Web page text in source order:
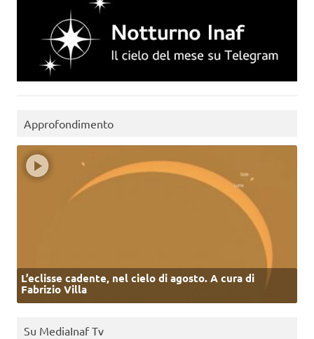
Approfondimento
L’eclisse cadente, nel cielo di agosto. A cura di
Fabrizio Villa
Su MediaInaf Tv